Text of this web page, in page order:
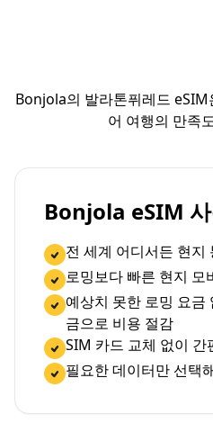
Bonjola의 발라톤퓌레드
어 여행의 만족
Bonjola eSIM
전 세계 어디서든 현지
로밍보다 빠른 현지 모
예상치 못한 로밍 요금
금으로 비용 절감
SIM 카드 교체 없이 간
필요한 데이터만 선택